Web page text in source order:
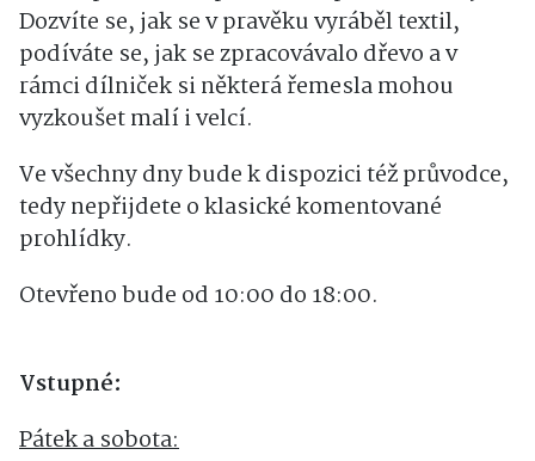
Dozvíte se, jak se v pravěku vyráběl textil,
podíváte se, jak se zpracovávalo dřevo a v
rámci dílniček si některá řemesla mohou
vyzkoušet malí i velcí.
Ve všechny dny bude k dispozici též průvodce,
tedy nepřijdete o klasické komentované
prohlídky.
Otevřeno bude od 10:00 do 18:00.
Vstupné:
Pátek a sobota: